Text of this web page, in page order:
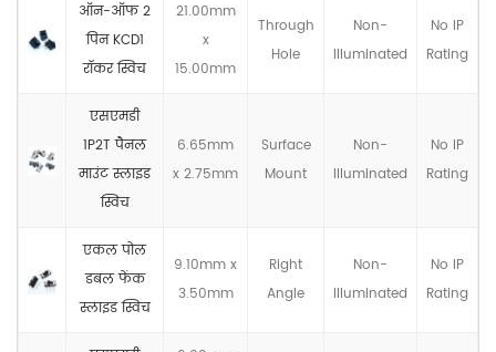
ऑन-ऑफ 2
पिन KCD1
रॉकर स्विच
21.00mm
x
15.00mm
Through
Hole
Non-
llluminated
No IP
Rating
एसएमडी
1P2T पैनल
माउंट स्लाइड
स्विच
6.65mm
x 2.75mm
Surface
Mount
Non-
llluminated
No IP
Rating
एकल पोल
डबल फेंक
स्लाइड स्विच
9.10mm x
3.50mm
Right
Angle
Non-
llluminated
No IP
Rating